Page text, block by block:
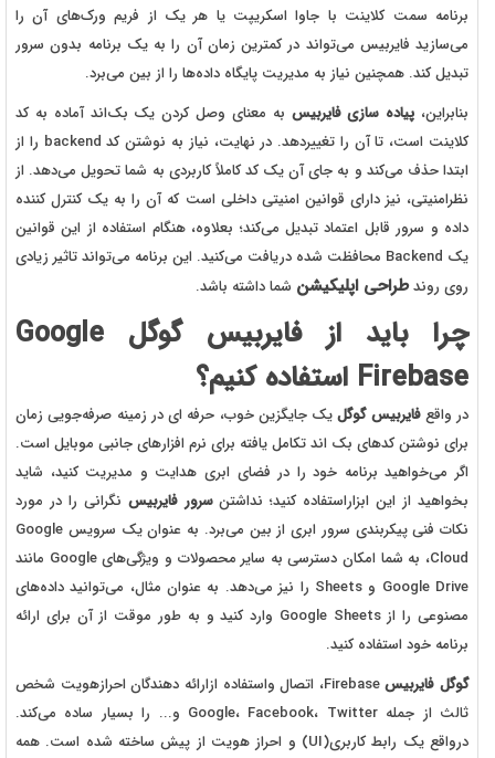
برنامه سمت کلاینت با جاوا اسکریپت یا هر یک از فریم ورک‌های آن را
می‌سازید فایربیس می‌تواند در کمترین زمان آن را به یک برنامه بدون سرور
تبدیل کند. همچنین نیاز به مدیریت پایگاه داده‌ها را از بین می‌برد.
بنابراین، پیاده‌ سازی فایربیس به معنای وصل کردن یک بک‌اند آماده به کد
‌‌کلاینت است، تا آن را تغییردهد. در نهایت، نیاز به نوشتن کد backend را از
ابتدا حذف می‌کند و به جای آن یک کد کاملاً کاربردی به شما تحویل می‌دهد. از
نظرامنیتی، نیز دارای قوانین امنیتی داخلی است که آن را به یک کنترل کننده
داده و سرور قابل اعتماد تبدیل می‌کند؛ بعلاوه، هنگام استفاده از این قوانین
یک Backend محافظت شده دریافت می‌کنید. این برنامه می‌تواند تاثیر زیادی
روی روندطراحی اپلیکیشن شما داشته باشد.
چرا باید از فایربیس گوگل Google
Firebase استفاده کنیم؟
در واقعفایربیس گوگلیک جایگزین خوب، حرفه ای در زمینه صرفه‌جویی زمان
برای نوشتن کدهای بک اند تکامل یافته برای نرم افزارهای جانبی موبایل است.
اگر می‌خواهید برنامه خود را در فضای ابری هدایت و مدیریت کنید، شاید
بخواهید از این ابزاراستفاده کنید؛ نداشتنسرور فایربیس نگرانی را در مورد
نکات فنی پیکربندی سرور ابری از بین می‌برد. به عنوان یک سرویس Google
Cloud، به شما امکان دسترسی به سایر محصولات و ویژگی‌های Google مانند
Google Drive و Sheets را نیز می‌دهد. به عنوان مثال، می‌توانید داده‌های
مصنوعی را از Google Sheets وارد کنید و به طور موقت از آن برای ارائه
برنامه خود استفاده کنید.
گوگل فایربیس
Firebase،‌‌‌‌‌ اتصال واستفاده‌ ازارائه دهندگان‌ احرازهویت شخص‌
ثالث از جمله Google، Facebook، Twitter و... را بسیار ساده می‌کند.
درواقع یک رابط کاربری(UI) و احراز هویت از پیش ساخته شده است. همه